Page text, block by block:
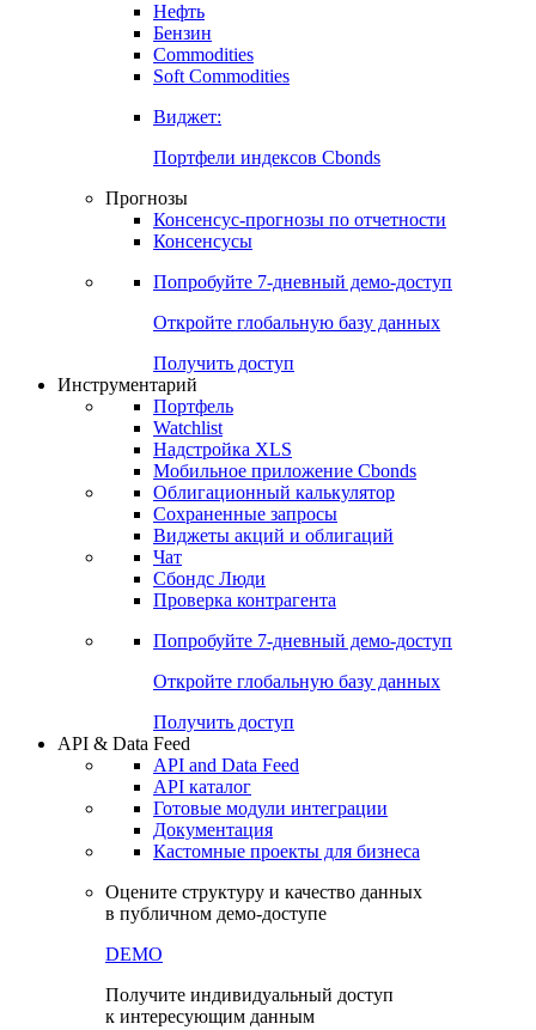
Нефть
Бензин
Commodities
Soft Commodities
Виджет:
Портфели индексов Cbonds
Прогнозы
Консенсус-прогнозы по отчетности
Консенсусы
Попробуйте 7-дневный демо-доступ
Откройте глобальную базу данных
Получить доступ
Инструментарий
Портфель
Watchlist
Надстройка XLS
Мобильное приложение Cbonds
Облигационный калькулятор
Сохраненные запросы
Виджеты акций и облигаций
Чат
Сбондс Люди
Проверка контрагента
Попробуйте 7-дневный демо-доступ
Откройте глобальную базу данных
Получить доступ
API & Data Feed
API and Data Feed
API каталог
Готовые модули интеграции
Документация
Кастомные проекты для бизнеса
Оцените структуру и качество данных
в публичном демо-доступе
DEMO
Получите индивидуальный доступ
к интересующим данным